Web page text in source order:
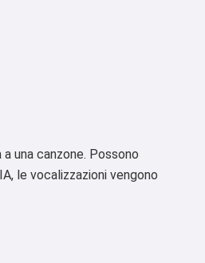
una canzone. Possono
le vocalizzazioni vengono